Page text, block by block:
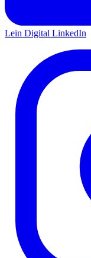
Lein Digital LinkedIn